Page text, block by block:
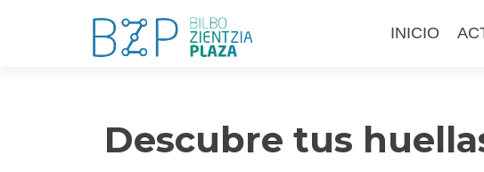
al
INICIO
Descubre tus